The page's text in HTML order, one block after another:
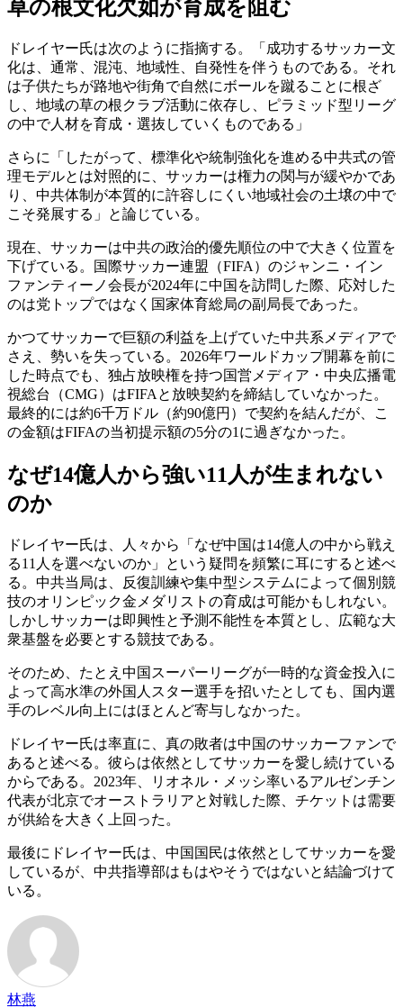
草の根文化欠如が育成を阻む
ドレイヤー氏は次のように指摘する。「成功するサッカー文
化は、通常、混沌、地域性、自発性を伴うものである。それ
は子供たちが路地や街角で自然にボールを蹴ることに根ざ
し、地域の草の根クラブ活動に依存し、ピラミッド型リーグ
の中で人材を育成・選抜していくものである」
さらに「したがって、標準化や統制強化を進める中共式の管
理モデルとは対照的に、サッカーは権力の関与が緩やかであ
り、中共体制が本質的に許容しにくい地域社会の土壌の中で
こそ発展する」と論じている。
現在、サッカーは中共の政治的優先順位の中で大きく位置を
下げている。国際サッカー連盟（FIFA）のジャンニ・イン
ファンティーノ会長が2024年に中国を訪問した際、応対した
のは党トップではなく国家体育総局の副局長であった。
かつてサッカーで巨額の利益を上げていた中共系メディアで
さえ、勢いを失っている。2026年ワールドカップ開幕を前に
した時点でも、独占放映権を持つ国営メディア・中央広播電
視総台（CMG）はFIFAと放映契約を締結していなかった。
最終的には約6千万ドル（約90億円）で契約を結んだが、こ
の金額はFIFAの当初提示額の5分の1に過ぎなかった。
なぜ14億人から強い11人が生まれない
のか
ドレイヤー氏は、人々から「なぜ中国は14億人の中から戦え
る11人を選べないのか」という疑問を頻繁に耳にすると述べ
る。中共当局は、反復訓練や集中型システムによって個別競
技のオリンピック金メダリストの育成は可能かもしれない。
しかしサッカーは即興性と予測不能性を本質とし、広範な大
衆基盤を必要とする競技である。
そのため、たとえ中国スーパーリーグが一時的な資金投入に
よって高水準の外国人スター選手を招いたとしても、国内選
手のレベル向上にはほとんど寄与しなかった。
ドレイヤー氏は率直に、真の敗者は中国のサッカーファンで
あると述べる。彼らは依然としてサッカーを愛し続けている
からである。2023年、リオネル・メッシ率いるアルゼンチン
代表が北京でオーストラリアと対戦した際、チケットは需要
が供給を大きく上回った。
最後にドレイヤー氏は、中国国民は依然としてサッカーを愛
しているが、中共指導部はもはやそうではないと結論づけて
いる。
林燕